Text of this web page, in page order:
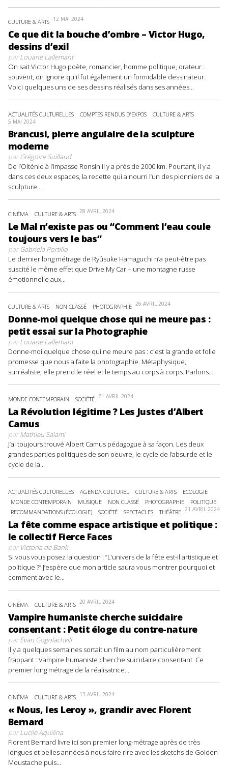
CULTURE & ARTS 12 MAI 2024
Ce que dit la bouche d’ombre – Victor Hugo,
dessins d’exil
parLouane Lallemant
On sait Victor Hugo poète, romancier, homme politique, orateur :
souvent, on ignore qu'il fut également un formidable dessinateur.
Voici quelques uns de ses dessins réalisés dans ses années...
ACTUALITÉS CULTURELLES COMPTES RENDUS D'EXPOS CULTURE & ARTS
5 MAI 2024
Brancusi, pierre angulaire de la sculpture
moderne
parGrégoire Suillaud
De l’Olténie à l’impasse Ronsin il y a près de 2000 km. Pourtant, il y a
dans ces deux espaces, la recette qui a nourri l’un des pionniers de la
sculpture...
CINÉMA CULTURE & ARTS 28 AVRIL 2024
Le Mal n’existe pas ou “Comment l’eau coule
toujours vers le bas”
parGabriela Portillo
Le dernier long métrage de Ryûsuke Hamaguchi n’a peut-être pas
suscité le même effet que Drive My Car – une montagne russe
émotionnelle aux...
CULTURE & ARTS NON CLASSÉ PHOTOGRAPHIE 26 AVRIL 2024
Donne-moi quelque chose qui ne meure pas :
petit essai sur la Photographie
parLouane Lallemant
Donne-moi quelque chose qui ne meure pas : c'est la grande et folle
promesse que nous a faite la photographie. Métaphysique,
surréaliste, elle prend le réel et le temps au corps à corps. Parlons...
MONDE CONTEMPORAIN SOCIÉTÉ 21 AVRIL 2024
La Révolution légitime ? Les Justes d’Albert
Camus
parMathieu Salami
J’ai toujours trouvé Albert Camus pédagogue à sa façon. Les deux
grandes parties politiques de son oeuvre, le cycle de l’absurde et le
cycle de la...
ACTUALITÉS CULTURELLES AGENDA CULTUREL CULTURE & ARTS
ECOLOGIE
MONDE CONTEMPORAIN
MUSIQUE NON CLASSÉ PHOTOGRAPHIE
POLITIQUE
RECOMMANDATIONS (ÉCOLOGIE)
SOCIÉTÉ SPECTACLES THÉÂTRE 21 AVRIL 2024
La fête comme espace artistique et politique :
le collectif Fierce Faces
parVictoria de Bank
Si vous vous posez la question : “L’univers de la fête est-il artistique et
politique ?” J’espère que mon article saura vous montrer pourquoi et
comment avec le...
CINÉMA CULTURE & ARTS 20 AVRIL 2024
Vampire humaniste cherche suicidaire
consentant : Petit éloge du contre-nature
parEvan Gogolachvili
Il y a quelques semaines sortait un film au nom particulièrement
frappant : Vampire humaniste cherche suicidaire consentant. Ce
premier long métrage de la réalisatrice...
CINÉMA CULTURE & ARTS 13 AVRIL 2024
« Nous, les Leroy », grandir avec Florent
Bernard
parLucile Aquilina
Florent Bernard livre ici son premier long-métrage après de très
longues et belles années à nous faire rire avec les sketchs de Golden
Moustache puis...